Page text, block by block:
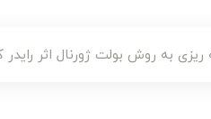
به روش بولت ژورنال اثر رایدر